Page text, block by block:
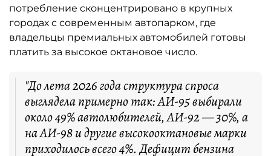
потребление сконцентрировано в крупных
городах с современным автопарком, где
владельцы премиальных автомобилей готовы
платить за высокое октановое число.
"До лета 2026 года структура спроса
выглядела примерно так: АИ-95 выбирали
около 49% автолюбителей, АИ-92 — 30%, а
на АИ-98 и другие высокооктановые марки
приходилось всего 4%. Дефицит бензина